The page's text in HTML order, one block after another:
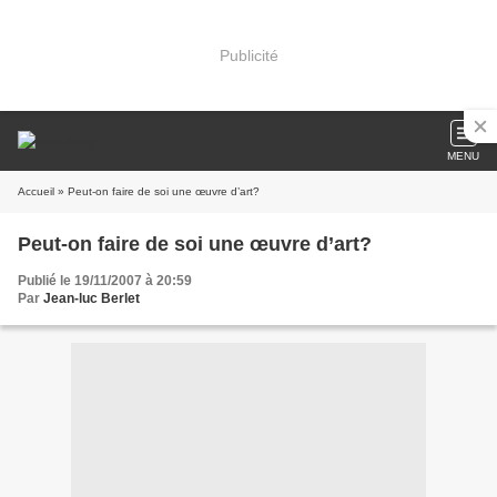
Publicité
MENU
Accueil » Peut-on faire de soi une œuvre d’art?
Peut-on faire de soi une œuvre d’art?
Publié le 19/11/2007 à 20:59
Par Jean-luc Berlet